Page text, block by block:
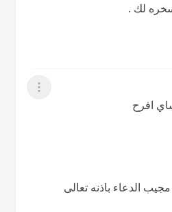
لك .
عرض القائمة
افرح
الدعاء باذنه تعالى